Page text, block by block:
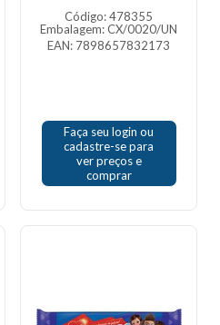
Código: 478355
Embalagem: CX/0020/UN
EAN: 7898657832173
Faça seu login ou
cadastre-se para
ver preços e
comprar